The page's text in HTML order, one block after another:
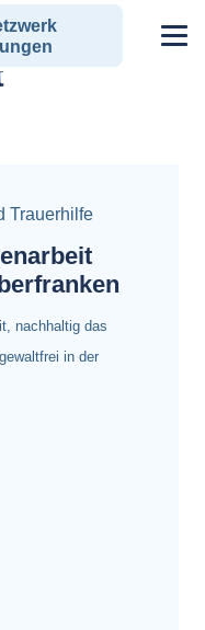
Trauerhilfe
nachhaltig das
in der